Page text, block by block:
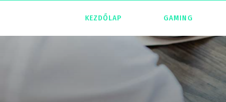
KEZDŐLAP GAMING